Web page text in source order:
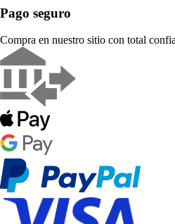
Pago seguro
Compra en nuestro sitio con total